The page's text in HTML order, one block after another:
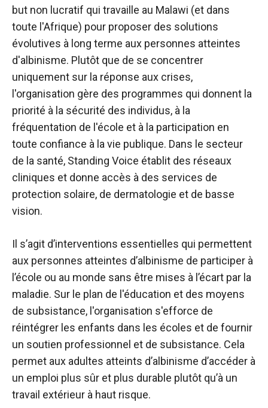
but non lucratif qui travaille au Malawi (et dans
toute l'Afrique) pour proposer des solutions
évolutives à long terme aux personnes atteintes
d'albinisme. Plutôt que de se concentrer
uniquement sur la réponse aux crises,
l'organisation gère des programmes qui donnent la
priorité à la sécurité des individus, à la
fréquentation de l'école et à la participation en
toute confiance à la vie publique. Dans le secteur
de la santé, Standing Voice établit des réseaux
cliniques et donne accès à des services de
protection solaire, de dermatologie et de basse
vision.
Il s’agit d’interventions essentielles qui permettent
aux personnes atteintes d’albinisme de participer à
l’école ou au monde sans être mises à l’écart par la
maladie. Sur le plan de l'éducation et des moyens
de subsistance, l'organisation s'efforce de
réintégrer les enfants dans les écoles et de fournir
un soutien professionnel et de subsistance. Cela
permet aux adultes atteints d’albinisme d’accéder à
un emploi plus sûr et plus durable plutôt qu’à un
travail extérieur à haut risque.